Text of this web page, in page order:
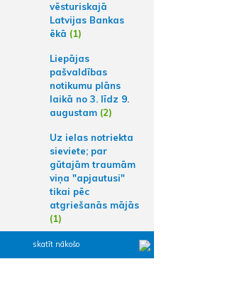
vēsturiskajā
Latvijas Bankas
ēkā (1)
Liepājas
pašvaldības
notikumu plāns
laikā no 3. līdz 9.
augustam (2)
Uz ielas notriekta
sieviete; par
gūtajām traumām
viņa "apjautusi"
tikai pēc
atgriešanās mājās
(1)
skatīt nākošo